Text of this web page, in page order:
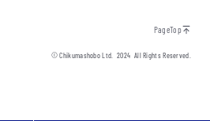
PageTop
© Chikumashobo Ltd.2024 All Rights Reserved.